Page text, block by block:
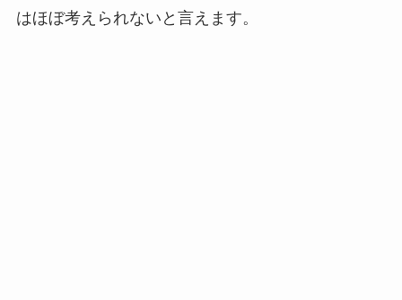
はほぼ考えられないと言えます。